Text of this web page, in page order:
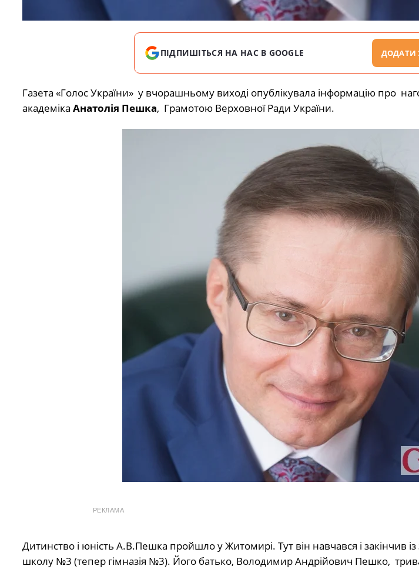
ПІДПИШІТЬСЯ НА НАС В GOOGLE ДОДАТИ
Газета «Голос України» у вчорашньому виході опублікувала інформацію про
академіка Анатолія Пешка, Грамотою Верховної Ради України.
РЕКЛАМА
Дитинство і юність А.В.Пешка пройшло у Житомирі. Тут він навчався і закінчив
школу №3 (тепер гімназія №3). Його батько, Володимир Андрійович Пешко,